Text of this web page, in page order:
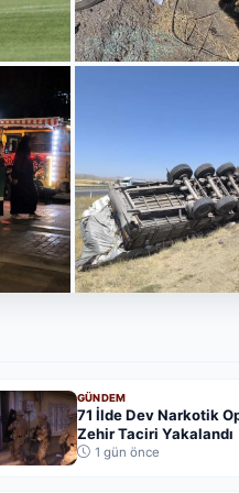
GÜNDEM
71 İlde Dev Narkotik
Zehir Taciri Yakalandı
1 gün önce